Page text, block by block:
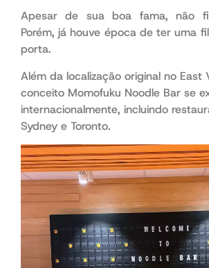
Apesar de sua boa fama, não
Porém, já houve época de ter uma
porta.
Além da localização original no East
conceito Momofuku Noodle Bar se
internacionalmente, incluindo
Sydney e Toronto.